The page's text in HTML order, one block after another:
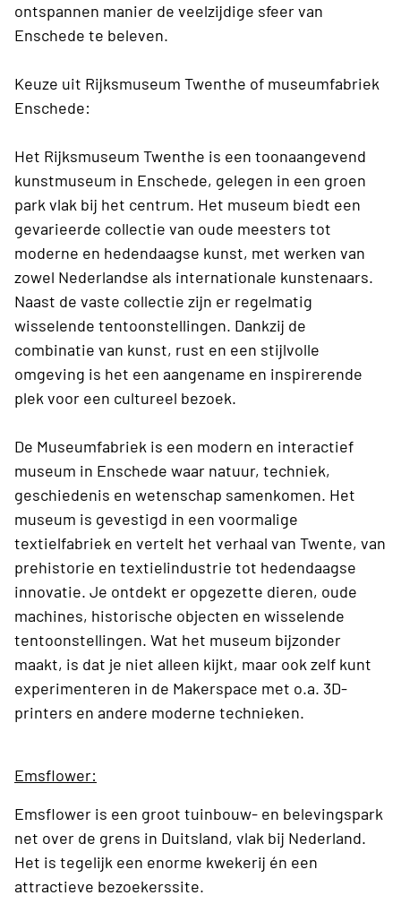
ontspannen manier de veelzijdige sfeer van
Enschede te beleven.
Keuze uit Rijksmuseum Twenthe of museumfabriek
Enschede:
Het Rijksmuseum Twenthe is een toonaangevend
kunstmuseum in Enschede, gelegen in een groen
park vlak bij het centrum. Het museum biedt een
gevarieerde collectie van oude meesters tot
moderne en hedendaagse kunst, met werken van
zowel Nederlandse als internationale kunstenaars.
Naast de vaste collectie zijn er regelmatig
wisselende tentoonstellingen. Dankzij de
combinatie van kunst, rust en een stijlvolle
omgeving is het een aangename en inspirerende
plek voor een cultureel bezoek.
De Museumfabriek is een modern en interactief
museum in Enschede waar natuur, techniek,
geschiedenis en wetenschap samenkomen. Het
museum is gevestigd in een voormalige
textielfabriek en vertelt het verhaal van Twente, van
prehistorie en textielindustrie tot hedendaagse
innovatie. Je ontdekt er opgezette dieren, oude
machines, historische objecten en wisselende
tentoonstellingen. Wat het museum bijzonder
maakt, is dat je niet alleen kijkt, maar ook zelf kunt
experimenteren in de Makerspace met o.a. 3D-
printers en andere moderne technieken.
Emsflower:
Emsflower is een groot tuinbouw- en belevingspark
net over de grens in Duitsland, vlak bij Nederland.
Het is tegelijk een enorme kwekerij én een
attractieve bezoekerssite.